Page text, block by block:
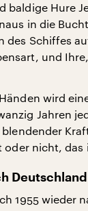
baldige Hure
in die
des Schiffes
und
wird
Jahren
oder nicht, das
Deutschland
1955 wieder